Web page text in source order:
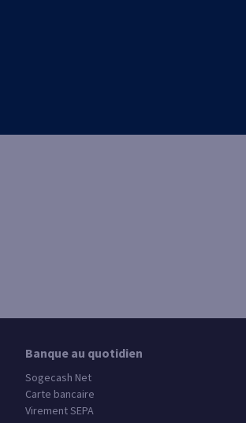
Banque au quotidien
Sogecash Net
Carte bancaire
Virement SEPA